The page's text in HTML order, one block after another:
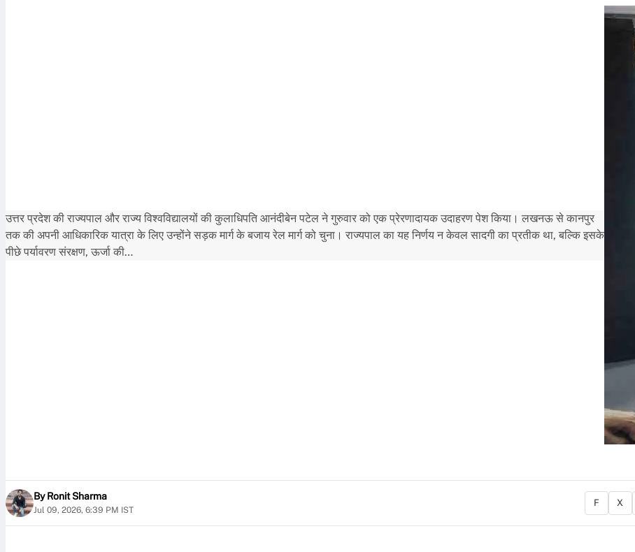
उत्तर प्रदेश की राज्यपाल और राज्य विश्वविद्यालयों की कुलाधिपति आनंदीबेन पटेल ने गुरुवार को एक प्रेरणादायक उदाहरण पेश किया। लखनऊ से कानपुर
तक की अपनी आधिकारिक यात्रा के लिए उन्होंने सड़क मार्ग के बजाय रेल मार्ग को चुना। राज्यपाल का यह निर्णय न केवल सादगी का प्रतीक था, बल्कि इसके
पीछे पर्यावरण संरक्षण, ऊर्जा की…
ByRonit Sharma
Jul 09, 2026, 6:39 PM IST
F X